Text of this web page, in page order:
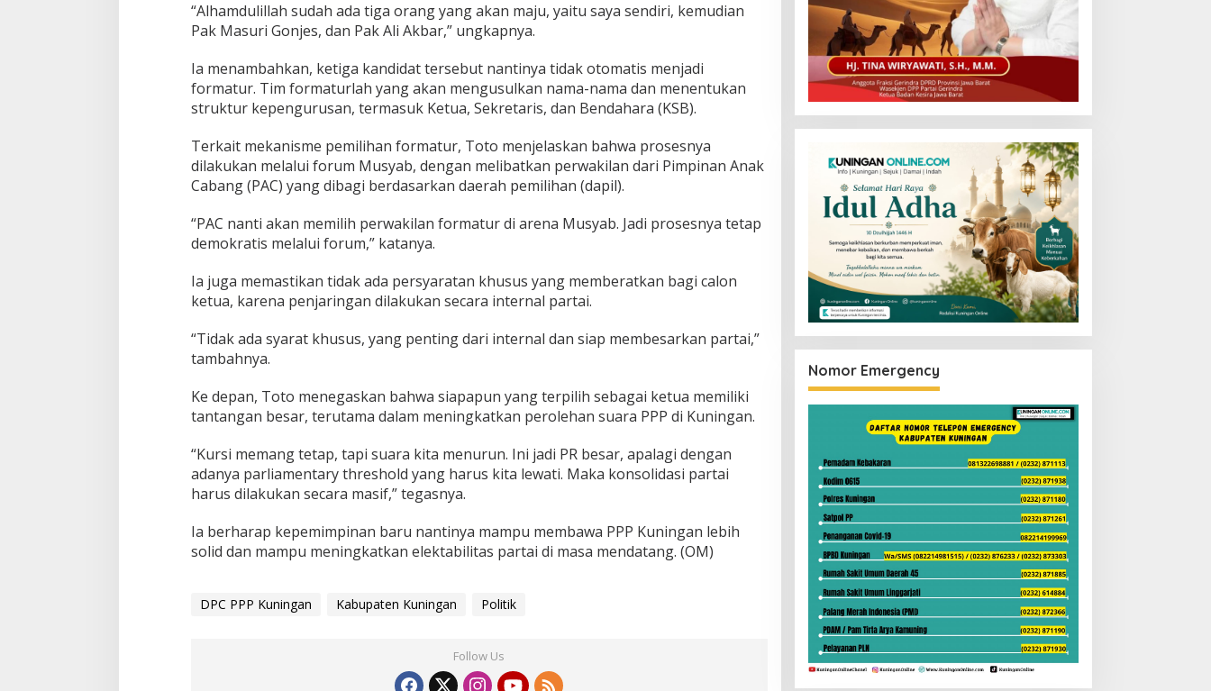
“Alhamdulillah sudah ada tiga orang yang akan maju, yaitu saya sendiri, kemudian
Pak Masuri Gonjes, dan Pak Ali Akbar,” ungkapnya.
Ia menambahkan, ketiga kandidat tersebut nantinya tidak otomatis menjadi
formatur. Tim formaturlah yang akan mengusulkan nama-nama dan menentukan
struktur kepengurusan, termasuk Ketua, Sekretaris, dan Bendahara (KSB).
Terkait mekanisme pemilihan formatur, Toto menjelaskan bahwa prosesnya
dilakukan melalui forum Musyab, dengan melibatkan perwakilan dari Pimpinan Anak
Cabang (PAC) yang dibagi berdasarkan daerah pemilihan (dapil).
“PAC nanti akan memilih perwakilan formatur di arena Musyab. Jadi prosesnya tetap
demokratis melalui forum,” katanya.
Ia juga memastikan tidak ada persyaratan khusus yang memberatkan bagi calon
ketua, karena penjaringan dilakukan secara internal partai.
“Tidak ada syarat khusus, yang penting dari internal dan siap membesarkan partai,”
tambahnya.
Ke depan, Toto menegaskan bahwa siapapun yang terpilih sebagai ketua memiliki
tantangan besar, terutama dalam meningkatkan perolehan suara PPP di Kuningan.
“Kursi memang tetap, tapi suara kita menurun. Ini jadi PR besar, apalagi dengan
adanya parliamentary threshold yang harus kita lewati. Maka konsolidasi partai
harus dilakukan secara masif,” tegasnya.
Ia berharap kepemimpinan baru nantinya mampu membawa PPP Kuningan lebih
solid dan mampu meningkatkan elektabilitas partai di masa mendatang. (OM)
DPC PPP Kuningan Kabupaten Kuningan Politik
Follow Us
Nomor Emergency